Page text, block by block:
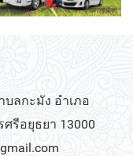
ลกะมัง อำเภอ
รีอยุธยา 13000